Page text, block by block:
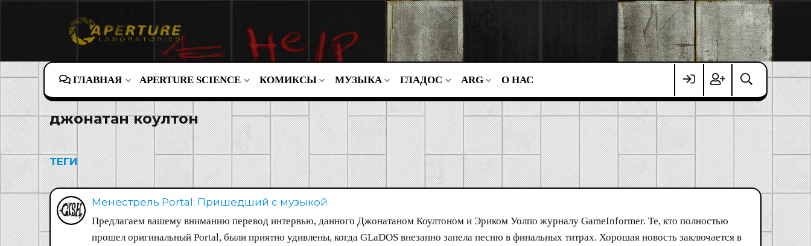
ГЛАВНАЯ APERTURE SCIENCE КОМИКСЫ МУЗЫКА ГЛАДОС ARG О НАС
джонатан коултон
ТЕГИ
Менестрель Portal: Пришедший с музыкой
Предлагаем вашему вниманию перевод интервью, данного Джонатаном Коултоном и Эриком Уолпо журналу GameInformer. Те, кто полностью
прошел оригинальный Portal, были приятно удивлены, когда GLaDOS внезапно запела песню в финальных титрах. Хорошая новость заключается в